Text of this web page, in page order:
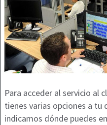
Para acceder al servicio al
tienes varias opciones a tu
indicamos dónde puedes